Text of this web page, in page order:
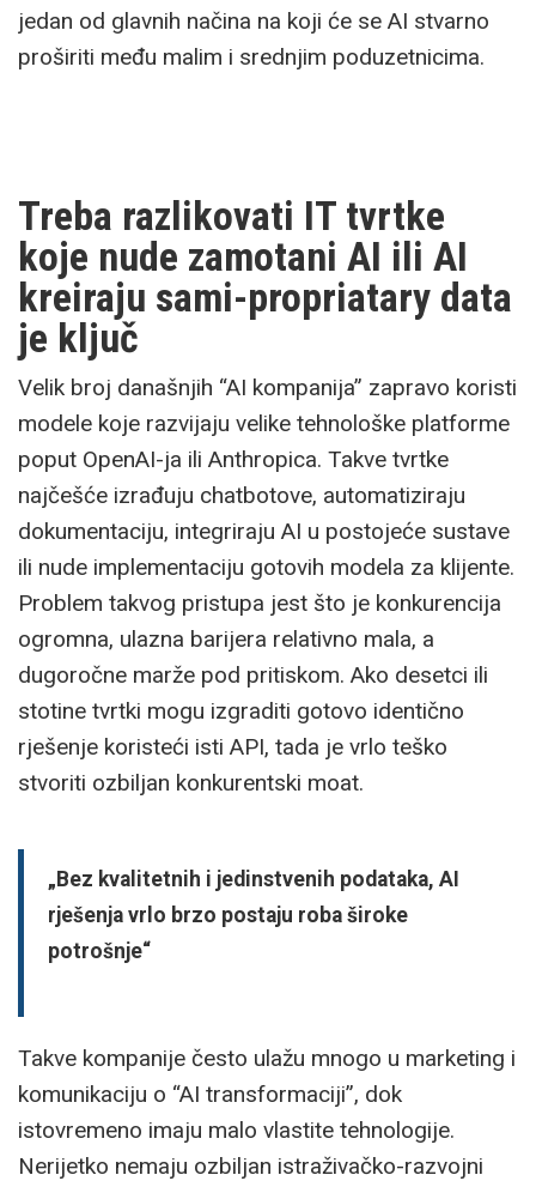
jedan od glavnih načina na koji će se AI stvarno
proširiti među malim i srednjim poduzetnicima.
Treba razlikovati IT tvrtke
koje nude zamotani AI ili AI
kreiraju sami-propriatary data
je ključ
Velik broj današnjih “AI kompanija” zapravo koristi
modele koje razvijaju velike tehnološke platforme
poput OpenAI-ja ili Anthropica. Takve tvrtke
najčešće izrađuju chatbotove, automatiziraju
dokumentaciju, integriraju AI u postojeće sustave
ili nude implementaciju gotovih modela za klijente.
Problem takvog pristupa jest što je konkurencija
ogromna, ulazna barijera relativno mala, a
dugoročne marže pod pritiskom. Ako desetci ili
stotine tvrtki mogu izgraditi gotovo identično
rješenje koristeći isti API, tada je vrlo teško
stvoriti ozbiljan konkurentski moat.
„Bez kvalitetnih i jedinstvenih podataka, AI
rješenja vrlo brzo postaju roba široke
potrošnje“
Takve kompanije često ulažu mnogo u marketing i
komunikaciju o “AI transformaciji”, dok
istovremeno imaju malo vlastite tehnologije.
Nerijetko nemaju ozbiljan istraživačko-razvojni